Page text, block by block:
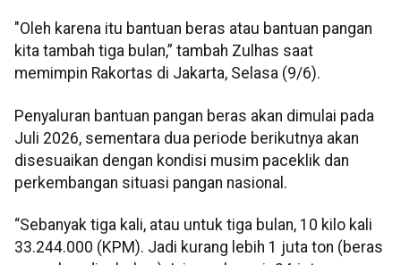
"Oleh karena itu bantuan beras atau bantuan pangan
kita tambah tiga bulan,” tambah Zulhas saat
memimpin Rakortas di Jakarta, Selasa (9/6).
Penyaluran bantuan pangan beras akan dimulai pada
Juli 2026, sementara dua periode berikutnya akan
disesuaikan dengan kondisi musim paceklik dan
perkembangan situasi pangan nasional.
“Sebanyak tiga kali, atau untuk tiga bulan, 10 kilo kali
33.244.000 (KPM). Jadi kurang lebih 1 juta ton (beras